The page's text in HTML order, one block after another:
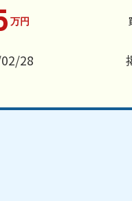
万円
28